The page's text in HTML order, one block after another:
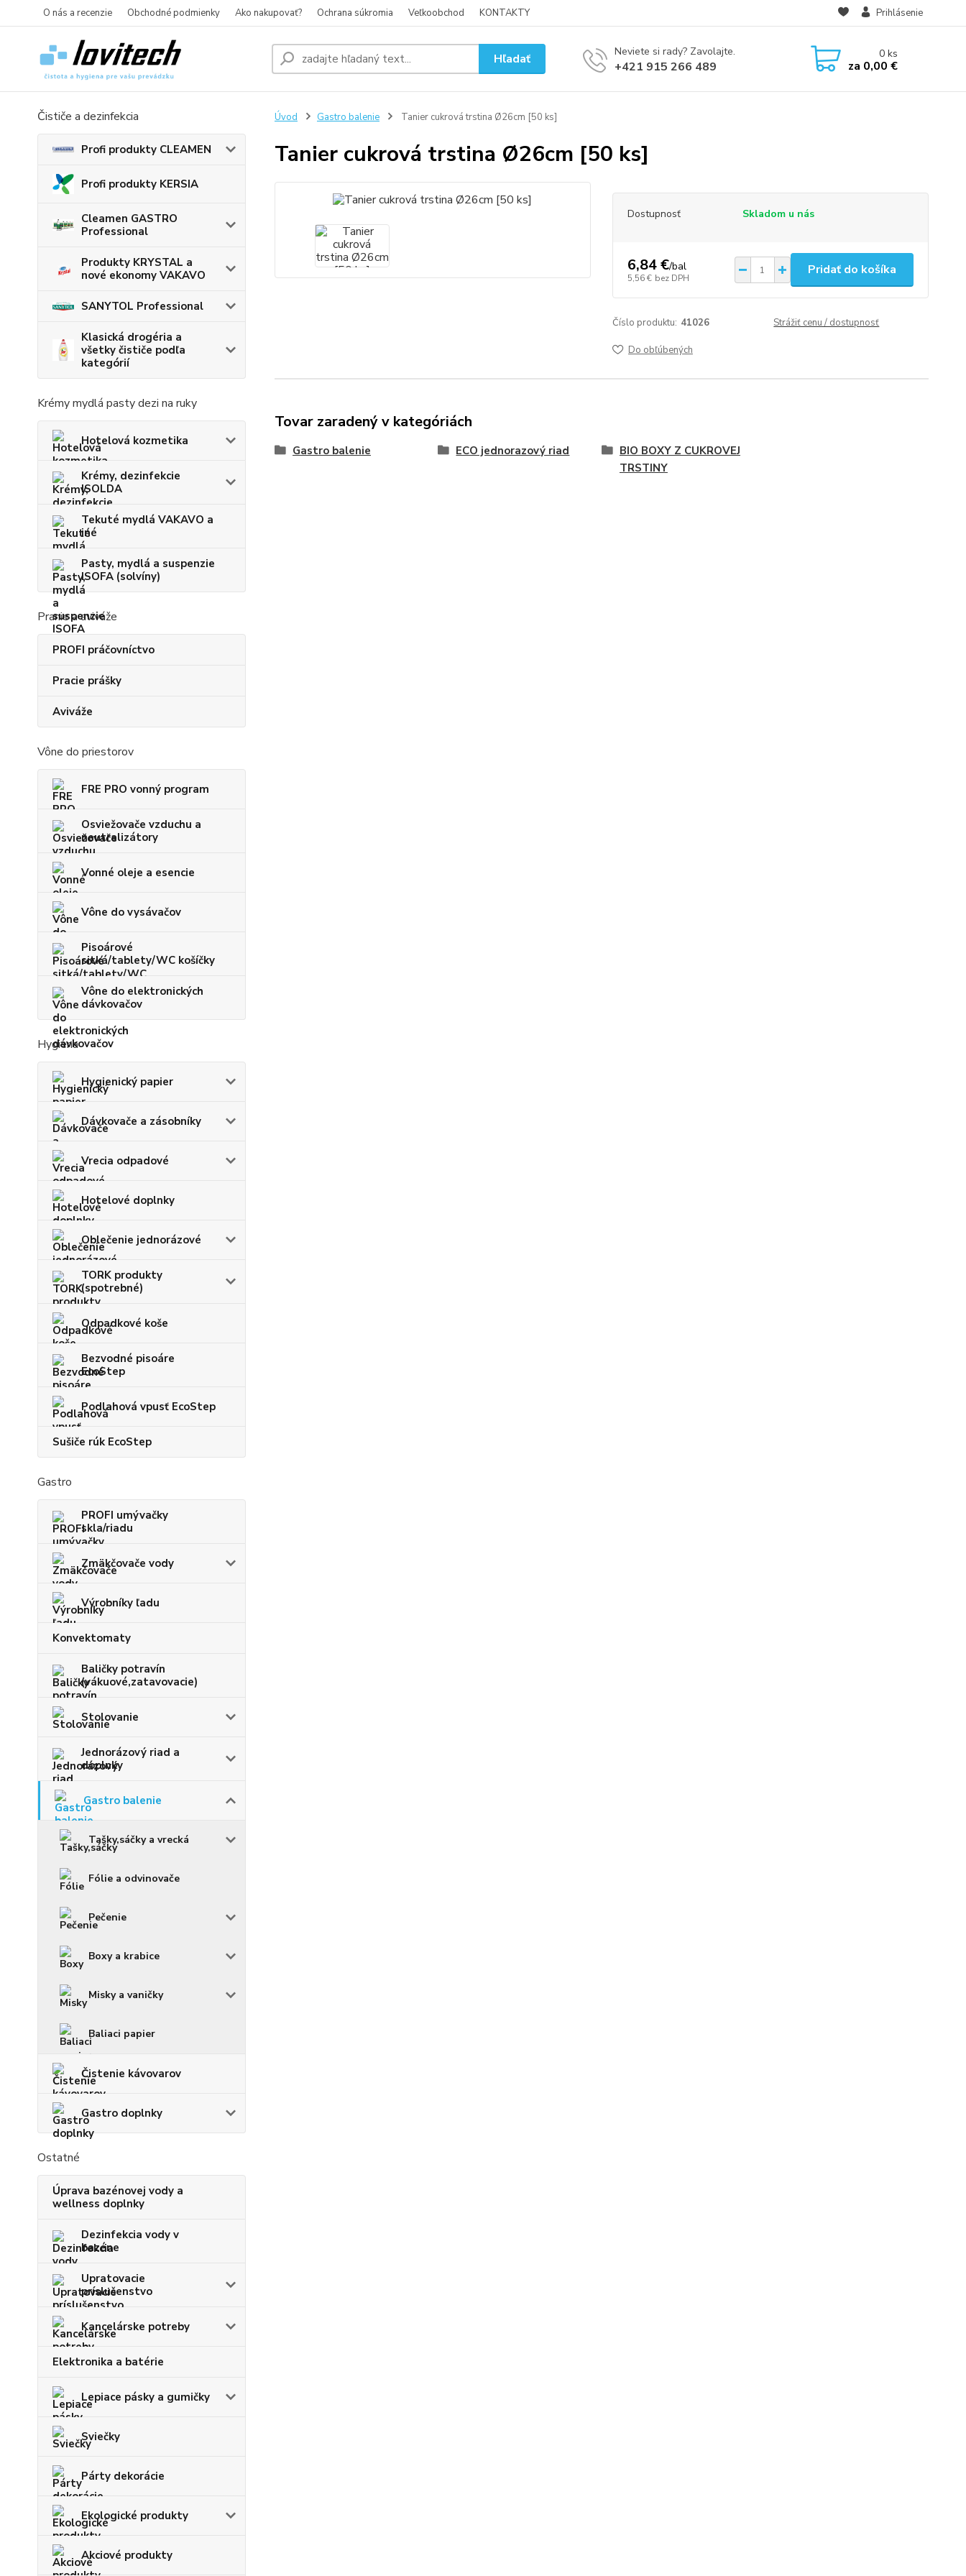
O nás a recenzie Obchodné podmienky Ako nakupovať? Ochrana súkromia Veľkoobchod KONTAKTY Prihlásenie
Hľadať Neviete si rady? Zavolajte.
+421 915 266 489
0ks
za 0,00 €
Čističe a dezinfekcia
Profi produkty CLEAMEN
Profi produkty KERSIA
Cleamen GASTRO
Professional
Produkty KRYSTAL a
nové ekonomy VAKAVO
SANYTOL Professional
Klasická drogéria a
všetky čističe podľa
kategórií
Krémy mydlá pasty dezi na ruky
Hotelová kozmetika
Krémy, dezinfekcie
ISOLDA
Tekuté mydlá VAKAVO a
iné
Pasty, mydlá a suspenzie
ISOFA (solvíny)
Pranie a aviváže
PROFI práčovníctvo
Pracie prášky
Aviváže
Vône do priestorov
FRE PRO vonný program
Osviežovače vzduchu a
neutralizátory
Vonné oleje a esencie
Vône do vysávačov
Pisoárové
sitká/tablety/WC košíčky
Vône do elektronických
dávkovačov
Hygiena
Hygienický papier
Dávkovače a zásobníky
Vrecia odpadové
Hotelové doplnky
Oblečenie jednorázové
TORK produkty
(spotrebné)
Odpadkové koše
Bezvodné pisoáre
EcoStep
Podlahová vpusť EcoStep
Sušiče rúk EcoStep
Gastro
PROFI umývačky
skla/riadu
Zmäkčovače vody
Výrobníky ľadu
Konvektomaty
Baličky potravín
(vákuové,zatavovacie)
Stolovanie
Jednorázový riad a
doplnky
Gastro balenie
Tašky,sáčky a vrecká
Fólie a odvinovače
Pečenie
Boxy a krabice
Misky a vaničky
Baliaci papier
Čistenie kávovarov
Gastro doplnky
Ostatné
Úprava bazénovej vody a
wellness doplnky
Dezinfekcia vody v
bazéne
Upratovacie
príslušenstvo
Kancelárske potreby
Elektronika a batérie
Lepiace pásky a gumičky
Sviečky
Párty dekorácie
Ekologické produkty
Akciové produkty
Úvod Gastro balenie Tanier cukrová trstina Ø26cm [50 ks]
Tanier cukrová trstina Ø26cm [50 ks]
Dostupnosť Skladom u nás
6,84 €/bal
5,56 € bez DPH
Pridať do košíka
Číslo produktu: 41026 Strážiť cenu / dostupnosť
Do obľúbených
Tovar zaradený v kategóriách
Gastro balenie ECO jednorazový riad
BIO BOXY Z CUKROVEJ
TRSTINY